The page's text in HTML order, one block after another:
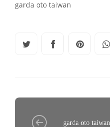
garda oto taiwan
garda oto taiwan